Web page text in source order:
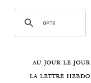
au jour le jour
la lettre hebdo